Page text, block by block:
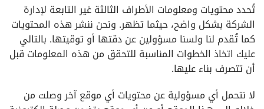
تُحدد محتويات ومعلومات الأطراف الثالثة غير التابعة لإدارة
الشركة بشكل واضح، حيثما تظهر. ونحن ننشر هذه المحتويات
كما تُقدم لنا ولسنا مسؤولين عن دقتها أو توقيتها. بالتالي
عليك اتخاذ الخطوات المناسبة للتحقق من هذه المعلومات قبل
أن تتصرف بناء عليها.
لا نتحمل أي مسؤولية عن محتويات أي موقع آخر وصلت من